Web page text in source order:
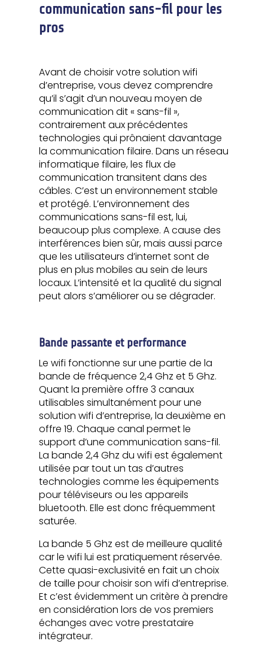
communication sans-fil pour les
pros
Avant de choisir votre solution wifi
d’entreprise, vous devez comprendre
qu’il s’agit d’un nouveau moyen de
communication dit « sans-fil »,
contrairement aux précédentes
technologies qui prônaient davantage
la communication filaire. Dans un réseau
informatique filaire, les flux de
communication transitent dans des
câbles. C’est un environnement stable
et protégé. L’environnement des
communications sans-fil est, lui,
beaucoup plus complexe. A cause des
interférences bien sûr, mais aussi parce
que les utilisateurs d’internet sont de
plus en plus mobiles au sein de leurs
locaux. L’intensité et la qualité du signal
peut alors s’améliorer ou se dégrader.
Bande passante et performance
Le wifi fonctionne sur une partie de la
bande de fréquence 2,4 Ghz et 5 Ghz.
Quant la première offre 3 canaux
utilisables simultanément pour une
solution wifi d’entreprise, la deuxième en
offre 19. Chaque canal permet le
support d’une communication sans-fil.
La bande 2,4 Ghz du wifi est également
utilisée par tout un tas d’autres
technologies comme les équipements
pour téléviseurs ou les appareils
bluetooth. Elle est donc fréquemment
saturée.
La bande 5 Ghz est de meilleure qualité
car le wifi lui est pratiquement réservée.
Cette quasi-exclusivité en fait un choix
de taille pour choisir son wifi d’entreprise.
Et c’est évidemment un critère à prendre
en considération lors de vos premiers
échanges avec votre prestataire
intégrateur.